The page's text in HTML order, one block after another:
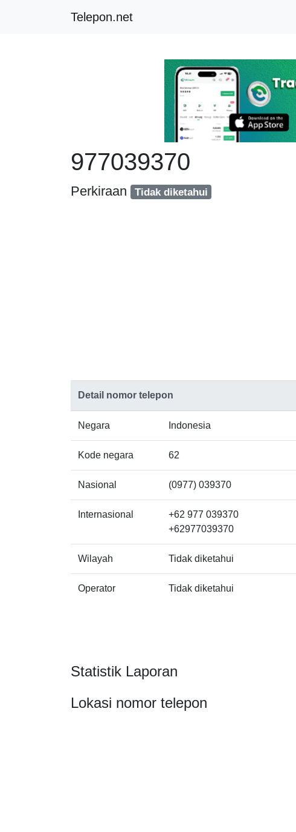
Telepon.net
977039370
Perkiraan Tidak diketahui
Detail nomor telepon
Negara Indonesia
Kode negara 62
Nasional (0977) 039370
Internasional
+62 977 039370
+62977039370
Wilayah Tidak diketahui
Operator Tidak diketahui
Statistik Laporan
Lokasi nomor telepon